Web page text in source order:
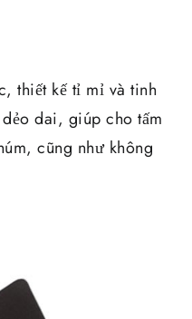
thiết kế tỉ mỉ và tinh
dai, giúp cho tấm
cũng như không